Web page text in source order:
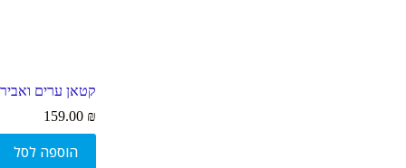
קטאן ערים
159.00 ₪
הוספה לסל